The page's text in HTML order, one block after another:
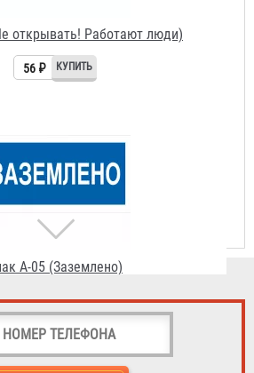
56 ₽
A-05 (Заземлено)
56 ₽